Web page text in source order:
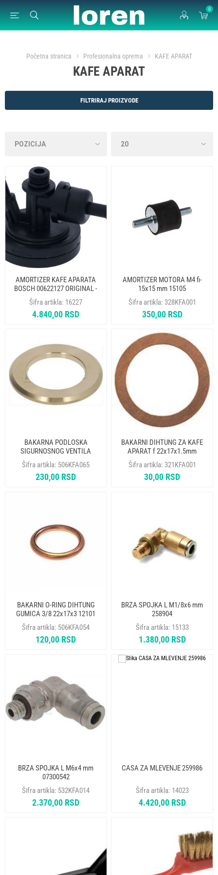
0
Početna stranica Profesionalna oprema KAFE APARAT
KAFE APARAT
FILTRIRAJ PROIZVODE
AMORTIZER KAFE APARATA
BOSCH 00622127 ORIGINAL -
NA
Šifra artikla: 16227
4.840,00 RSD
AMORTIZER MOTORA M4 fi-
15x15 mm 15105
Šifra artikla: 328KFA001
350,00 RSD
BAKARNA PODLOSKA
SIGURNOSNOG VENTILA
27x17x2 mm 40000005
Šifra artikla: 506KFA065
230,00 RSD
BAKARNI DIHTUNG ZA KAFE
APARAT f 22x17x1.5mm
Šifra artikla: 321KFA001
30,00 RSD
BAKARNI O-RING DIHTUNG
GUMICA 3/8 22x17x3 12101
Šifra artikla: 506KFA054
120,00 RSD
BRZA SPOJKA L M1/8x6 mm
258904
Šifra artikla: 15133
1.380,00 RSD
BRZA SPOJKA L M6x4 mm
07300542
Šifra artikla: 532KFA014
2.370,00 RSD
CASA ZA MLEVENJE 259986
Šifra artikla: 14023
4.420,00 RSD